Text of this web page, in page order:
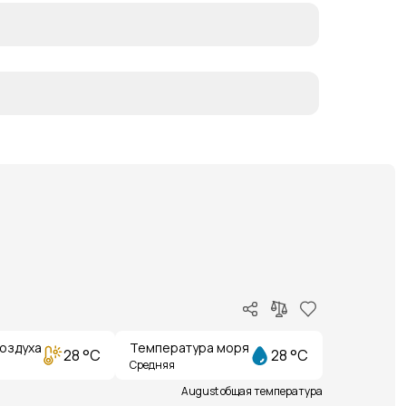
28 °C Температура моря
Средняя 28 °C
August общая температура